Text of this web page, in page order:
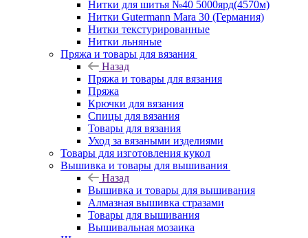
Нитки для шитья №40 5000ярд(4570м)
Нитки Gutermann Mara 30 (Германия)
Нитки текстурированные
Нитки льняные
Пряжа и товары для вязания
Назад
Пряжа и товары для вязания
Пряжа
Крючки для вязания
Спицы для вязания
Товары для вязания
Уход за вязаными изделиями
Товары для изготовления кукол
Вышивка и товары для вышивания
Назад
Вышивка и товары для вышивания
Алмазная вышивка стразами
Товары для вышивания
Вышивальная мозаика